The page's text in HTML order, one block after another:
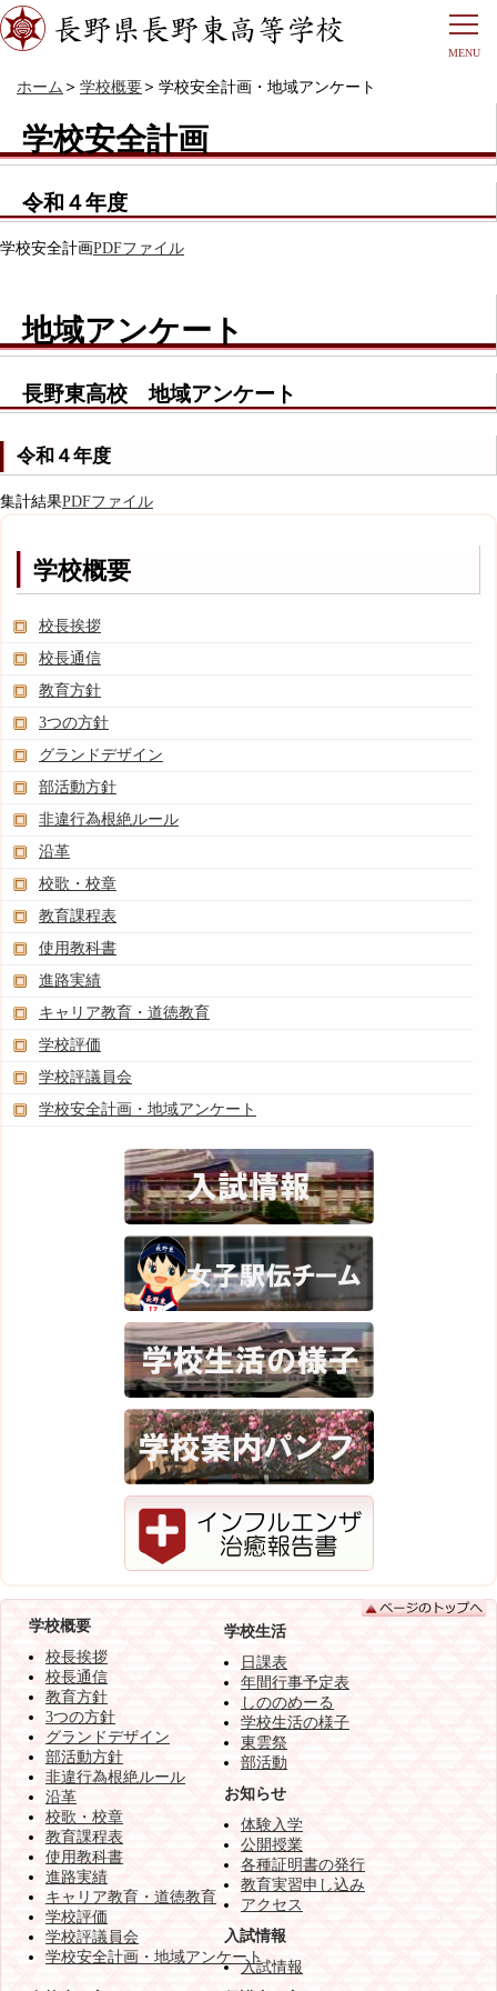
ホーム 学校概要 学校安全計画・地域アンケート
学校安全計画
令和４年度
学校安全計画PDFファイル
地域アンケート
長野東高校 地域アンケート
令和４年度
集計結果PDFファイル
学校概要
校長挨拶
校長通信
教育方針
3つの方針
グランドデザイン
部活動方針
非違行為根絶ルール
沿革
校歌・校章
教育課程表
使用教科書
進路実績
キャリア教育・道徳教育
学校評価
学校評議員会
学校安全計画・地域アンケート
学校概要
校長挨拶
校長通信
教育方針
3つの方針
グランドデザイン
部活動方針
非違行為根絶ルール
沿革
校歌・校章
教育課程表
使用教科書
進路実績
キャリア教育・道徳教育
学校評価
学校評議員会
学校安全計画・地域アンケート
学校生活
日課表
年間行事予定表
しののめーる
学校生活の様子
東雲祭
部活動
お知らせ
体験入学
公開授業
各種証明書の発行
教育実習申し込み
アクセス
入試情報
入試情報